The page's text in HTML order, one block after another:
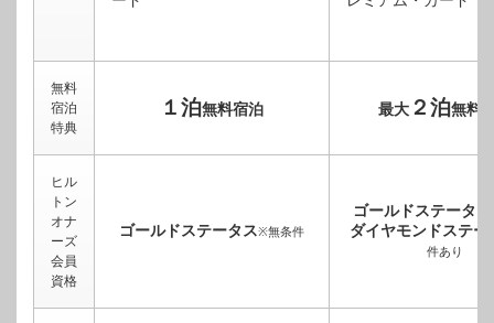
無料
宿泊
特典
１泊無料宿泊 最大２泊無料
ヒル
トン
オナ
ーズ
会員
資格
ゴールドステータス※無条件
ゴールドステータス
ダイヤモンドステー
件あり